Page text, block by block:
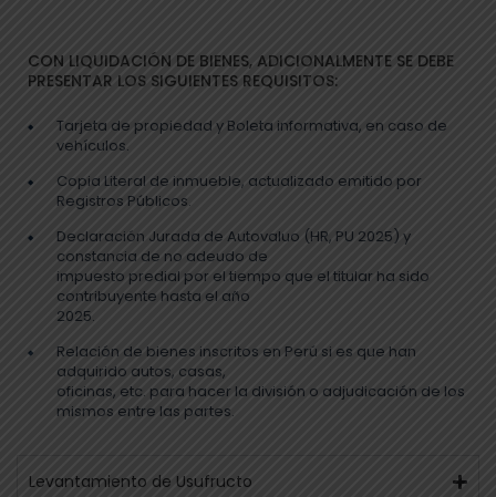
CON LIQUIDACIÓN DE BIENES, ADICIONALMENTE SE DEBE
PRESENTAR LOS SIGUIENTES REQUISITOS:
Tarjeta de propiedad y Boleta informativa, en caso de
vehículos.
Copia Literal de inmueble, actualizado emitido por
Registros Públicos.
Declaración Jurada de Autovaluo (HR, PU 2025) y
constancia de no adeudo de
impuesto predial por el tiempo que el titular ha sido
contribuyente hasta el año
2025.
Relación de bienes inscritos en Perú si es que han
adquirido autos, casas,
oficinas, etc. para hacer la división o adjudicación de los
mismos entre las partes.
Levantamiento de Usufructo